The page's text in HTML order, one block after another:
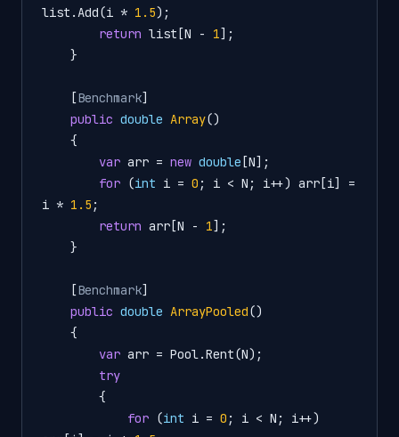
list.Add(i * 1.5);
return list[N - 1];
    [
Benchmark]
public double Array()
var arr = new double [N];
for (int i = 0 ; i < N; i++) arr[i] =
i * 1.5 ;
return arr[N - 1];
    [
Benchmark]
public double ArrayPooled()
var arr = Pool.Rent(N);
try
for (int i = 0 ; i < N; i++)